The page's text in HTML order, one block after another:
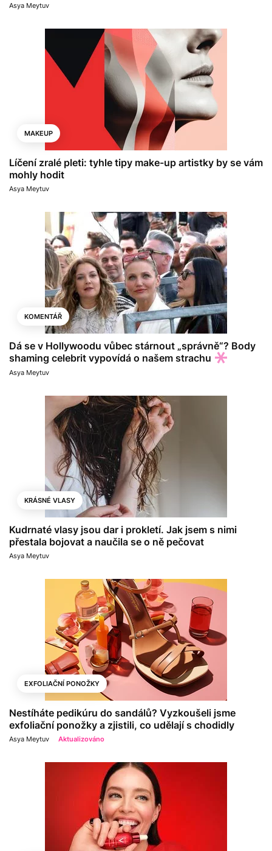
Asya Meytuv
MAKEUP
Líčení zralé pleti: tyhle tipy make-up artistky by se vám
mohly hodit
Asya Meytuv
KOMENTÁŘ
Dá se v Hollywoodu vůbec stárnout „správně“? Body
shaming celebrit vypovídá o našem strachu
Asya Meytuv
KRÁSNÉ VLASY
Kudrnaté vlasy jsou dar i prokletí. Jak jsem s nimi
přestala bojovat a naučila se o ně pečovat
Asya Meytuv
EXFOLIAČNÍ PONOŽKY
Nestíháte pedikúru do sandálů? Vyzkoušeli jsme
exfoliační ponožky a zjistili, co udělají s chodidly
Asya Meytuv Aktualizováno